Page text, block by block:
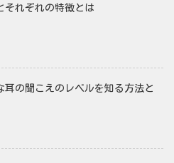
それぞれの特徴とは
耳の聞こえのレベルを知る方法と